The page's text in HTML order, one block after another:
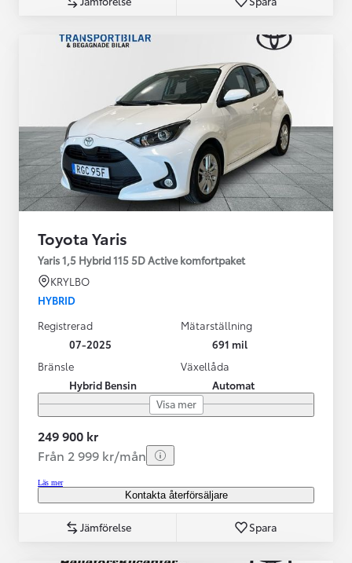
Toyota Yaris
Yaris 1,5 Hybrid 115 5D Active komfortpaket
KRYLBO
HYBRID
Registrerad
07-2025
Mätarställning
691 mil
Bränsle
Hybrid Bensin
Växellåda
Automat
Visa mer
249 900 kr
Från 2 999 kr/mån
Läs mer
Kontakta återförsäljare
Jämförelse Spara